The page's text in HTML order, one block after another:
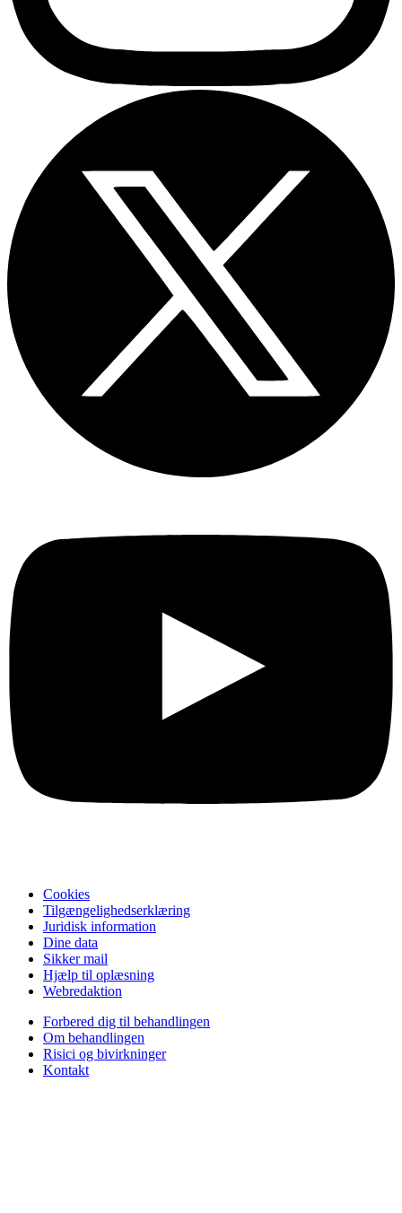
Cookies
Tilgængelighedserklæring
Juridisk information
Dine data
Sikker mail
Hjælp til oplæsning
Webredaktion
Forbered dig til behandlingen
Om behandlingen
Risici og bivirkninger
Kontakt